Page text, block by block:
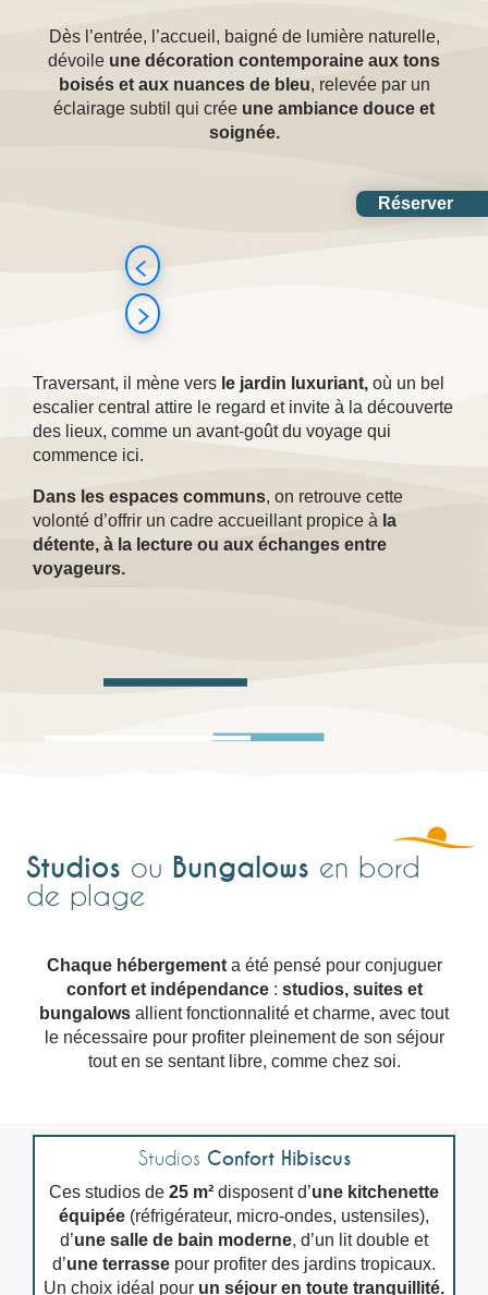
Réserver
Dès l’entrée, l’accueil, baigné de lumière naturelle,
dévoile une décoration contemporaine aux tons
boisés et aux nuances de bleu, relevée par un
éclairage subtil qui crée une ambiance douce et
soignée.
Traversant, il mène vers le jardin luxuriant, où un bel
escalier central attire le regard et invite à la découverte
des lieux, comme un avant-goût du voyage qui
commence ici.
Dans les espaces communs, on retrouve cette
volonté d’offrir un cadre accueillant propice à la
détente, à la lecture ou aux échanges entre
voyageurs.
Studios ou Bungalows en bord
de plage
Chaque hébergementa été pensé pour conjuguer
confort et indépendance: studios, suites et
bungalows allient fonctionnalité et charme, avec tout
le nécessaire pour profiter pleinement de son séjour
tout en se sentant libre, comme chez soi.
Studios Confort Hibiscus
Ces studios de 25 m² disposent d’une kitchenette
équipée (réfrigérateur, micro-ondes, ustensiles),
d’une salle de bain moderne, d’un lit double et
d’une terrasse pour profiter des jardins tropicaux.
Un choix idéal pour un séjour en toute tranquillité.